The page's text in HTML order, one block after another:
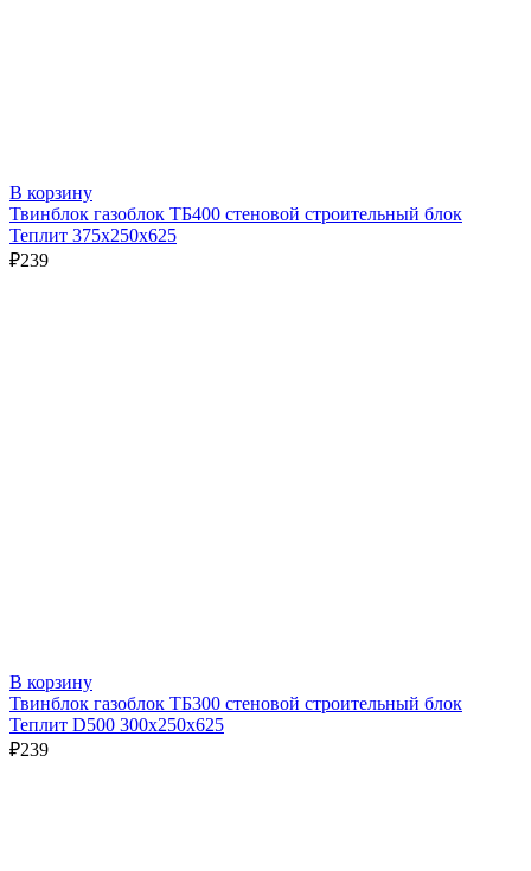
В корзину
Твинблок газоблок ТБ400 стеновой строительный блок
Теплит 375х250х625
₽239
В корзину
Твинблок газоблок ТБ300 стеновой строительный блок
Теплит D500 300х250х625
₽239